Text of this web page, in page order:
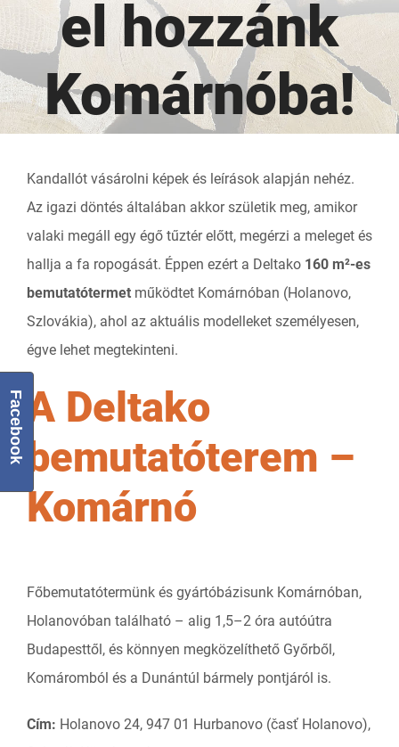
el hozzánk
Komárnóba!
Kandallót vásárolni képek és leírások alapján nehéz.
Az igazi döntés általában akkor születik meg, amikor
valaki megáll egy égő tűztér előtt, megérzi a meleget és
hallja a fa ropogását. Éppen ezért a Deltako 160 m²-es
bemutatótermet működtet Komárnóban (Holanovo,
Szlovákia), ahol az aktuális modelleket személyesen,
égve lehet megtekinteni.
A Deltako
bemutatóterem –
Komárnó
Főbemutatótermünk és gyártóbázisunk Komárnóban,
Holanovóban található – alig 1,5–2 óra autóútra
Budapesttől, és könnyen megközelíthető Győrből,
Komáromból és a Dunántúl bármely pontjáról is.
Cím: Holanovo 24, 947 01 Hurbanovo (časť Holanovo),
Facebook